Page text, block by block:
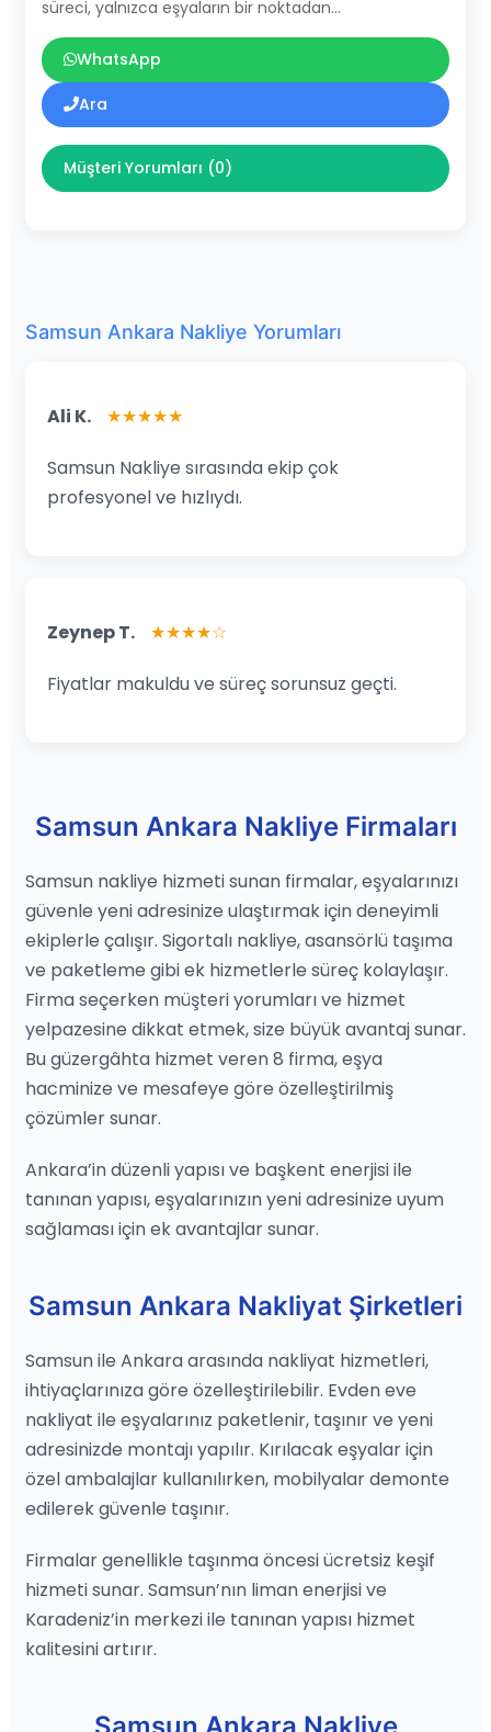
süreci, yalnızca eşyaların bir noktadan…
WhatsApp
Ara
Müşteri Yorumları (0)
Samsun Ankara Nakliye Yorumları
Ali K. ★★★★★
Samsun Nakliye sırasında ekip çok
profesyonel ve hızlıydı.
Zeynep T. ★★★★☆
Fiyatlar makuldu ve süreç sorunsuz geçti.
Samsun Ankara Nakliye Firmaları
Samsun nakliye hizmeti sunan firmalar, eşyalarınızı
güvenle yeni adresinize ulaştırmak için deneyimli
ekiplerle çalışır. Sigortalı nakliye, asansörlü taşıma
ve paketleme gibi ek hizmetlerle süreç kolaylaşır.
Firma seçerken müşteri yorumları ve hizmet
yelpazesine dikkat etmek, size büyük avantaj sunar.
Bu güzergâhta hizmet veren 8 firma, eşya
hacminize ve mesafeye göre özelleştirilmiş
çözümler sunar.
Ankara’in düzenli yapısı ve başkent enerjisi ile
tanınan yapısı, eşyalarınızın yeni adresinize uyum
sağlaması için ek avantajlar sunar.
Samsun Ankara Nakliyat Şirketleri
Samsun ile Ankara arasında nakliyat hizmetleri,
ihtiyaçlarınıza göre özelleştirilebilir. Evden eve
nakliyat ile eşyalarınız paketlenir, taşınır ve yeni
adresinizde montajı yapılır. Kırılacak eşyalar için
özel ambalajlar kullanılırken, mobilyalar demonte
edilerek güvenle taşınır.
Firmalar genellikle taşınma öncesi ücretsiz keşif
hizmeti sunar. Samsun’nın liman enerjisi ve
Karadeniz’in merkezi ile tanınan yapısı hizmet
kalitesini artırır.
Samsun Ankara Nakliye